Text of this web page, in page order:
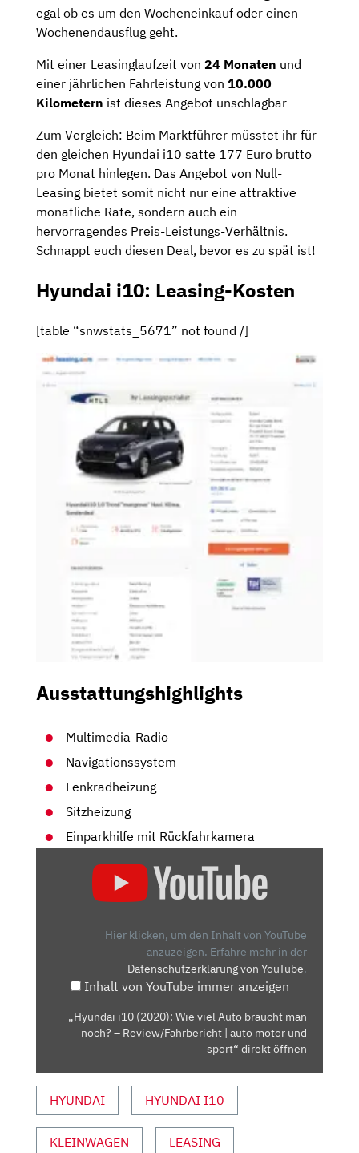
egal ob es um den Wocheneinkauf oder einen
Wochenendausflug geht.
Mit einer Leasinglaufzeit von 24 Monaten und
einer jährlichen Fahrleistung von 10.000
Kilometern ist dieses Angebot unschlagbar
Zum Vergleich: Beim Marktführer müsstet ihr für
den gleichen Hyundai i10 satte 177 Euro brutto
pro Monat hinlegen. Das Angebot von Null-
Leasing bietet somit nicht nur eine attraktive
monatliche Rate, sondern auch ein
hervorragendes Preis-Leistungs-Verhältnis.
Schnappt euch diesen Deal, bevor es zu spät ist!
Hyundai i10: Leasing-Kosten
[table “snwstats_5671” not found /]
Ausstattungshighlights
Multimedia-Radio
Navigationssystem
Lenkradheizung
Sitzheizung
Einparkhilfe mit Rückfahrkamera
NOCH?
AUTO
MOTOR
UND
SPORT“
Hier klicken, um den Inhalt von YouTube
anzuzeigen. Erfahre mehr in der
Datenschutzerklärung von YouTube.
Inhalt von YouTube immer anzeigen
„Hyundai i10 (2020): Wie viel Auto braucht man
noch? – Review/Fahrbericht | auto motor und
sport“ direkt öffnen
HYUNDAI HYUNDAI I10
KLEINWAGEN LEASING